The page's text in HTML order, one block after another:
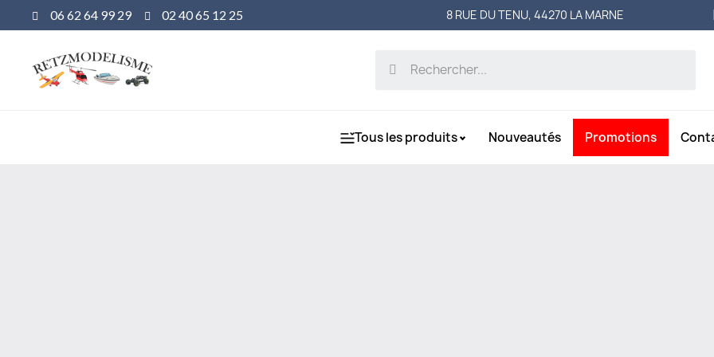
06 62 64 99 29 02 40 65 12 25 8 RUE DU TENU, 44270 LA MARNE
Tous les produits Nouveautés Promotions